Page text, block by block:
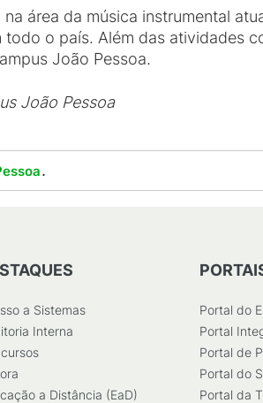
área da música instrumental
o país. Além das atividades
João Pessoa.
João Pessoa
.
a Sistemas
Interna
a Distância (EaD)
Portal do
Portal
Portal de
Portal do
Portal da